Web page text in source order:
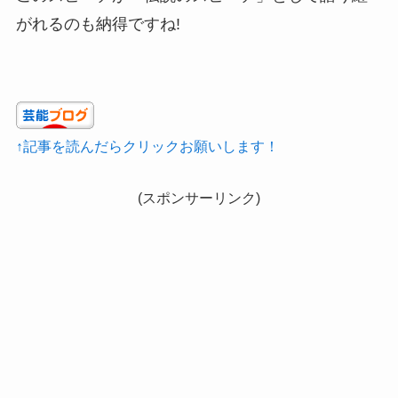
がれるのも納得ですね!
↑記事を読んだらクリックお願いします！
(スポンサーリンク)